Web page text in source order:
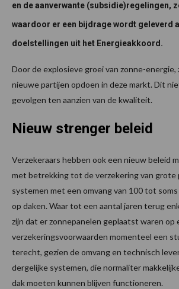
en de aanverwante (subsidie)regelingen,
waardoor er een bijdrage wordt geleverd
doelstellingen uit het Energieakkoord.
Door de explosieve groei van zonne-energie,
nieuwe partijen opdoen in deze markt. Dit
gevolgen ten aanzien van de kwaliteit.
Nieuw strenger beleid
Verzekeraars hebben ook een nieuw beleid
met betrekking tot de verzekering van grote
systemen met een omvang van 100 tot
op daken. Waar tot een aantal jaren terug
zijn dat er zonnepanelen geplaatst waren op
verzekeringsvoorwaarden momenteel een
terecht, gezien de omvang en technisch
dergelijke systemen, die normaliter
dak moeten kunnen blijven functioneren.